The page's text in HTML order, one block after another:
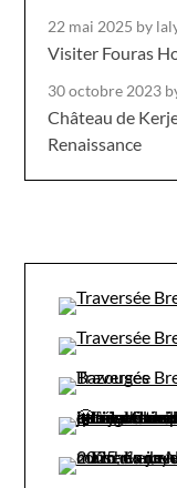
22 mai 2025 by
Visiter Fouras
30 octobre 2023
Château de
Renaissance